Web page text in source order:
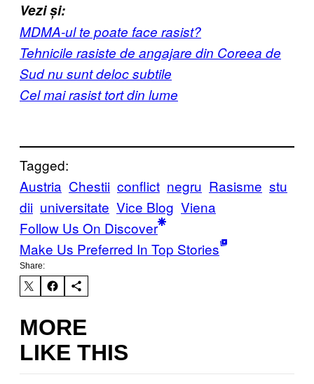
Vezi și:
MDMA-ul te poate face rasist?
Tehnicile rasiste de angajare din Coreea de
Sud nu sunt deloc subtile
Cel mai rasist tort din lume
Tagged:
Austria Chestii conflict negru Rasisme stu
dii universitate Vice Blog Viena
Follow Us On Discover
Make Us Preferred In Top Stories
Share:
MORE
LIKE THIS